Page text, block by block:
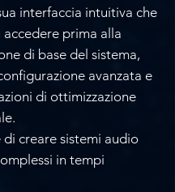
interfaccia intuitiva che
accedere prima alla
di base del sistema,
avanzata e
di ottimizzazione
di creare sistemi audio
in tempi